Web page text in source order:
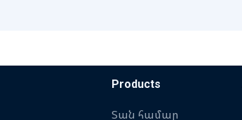
Products
Տան համար